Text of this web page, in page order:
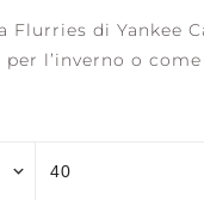
Flurries di Yankee
l’inverno o